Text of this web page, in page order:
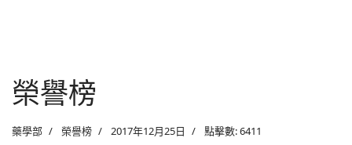
榮譽榜
藥學部 榮譽榜 2017年12月25日 點擊數: 6411